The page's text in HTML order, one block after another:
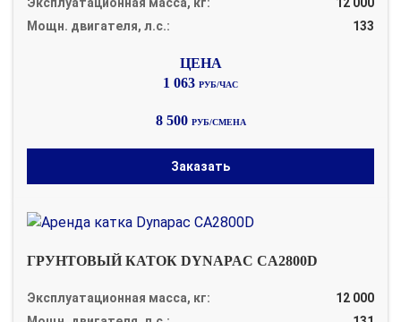
Мощн. двигателя, л.с.:
133
1 063 РУБ/ЧАС
8 500 РУБ/СМЕНА
Заказать
ГРУНТОВЫЙ КАТОК DYNAPAC CA2800D
Эксплуатационная масса, кг:
12 000